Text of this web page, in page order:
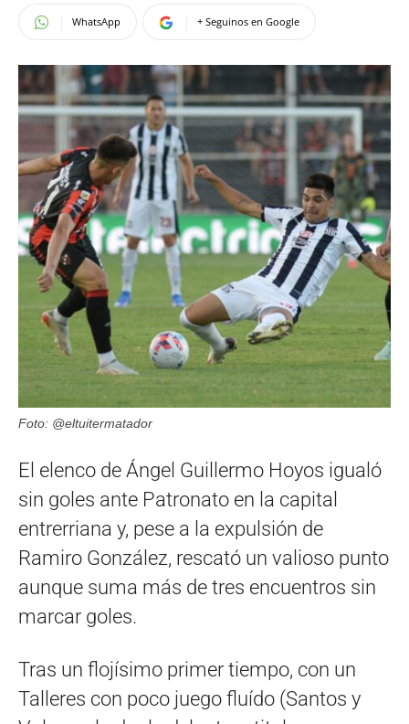
WhatsApp + Seguinos en Google
Foto: @eltuitermatador
El elenco de Ángel Guillermo Hoyos igualó
sin goles ante Patronato en la capital
entrerriana y, pese a la expulsión de
Ramiro González, rescató un valioso punto
aunque suma más de tres encuentros sin
marcar goles.
Tras un flojísimo primer tiempo, con un
Talleres con poco juego fluído (Santos y